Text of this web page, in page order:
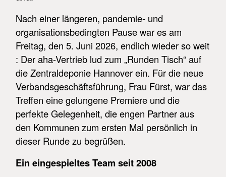
Nach einer längeren, pandemie- und
organisationsbedingten Pause war es am
Freitag, den 5. Juni 2026, endlich wieder so weit
: Der aha-Vertrieb lud zum „Runden Tisch“ auf
die Zentraldeponie Hannover ein. Für die neue
Verbandsgeschäftsführung, Frau Fürst, war das
Treffen eine gelungene Premiere und die
perfekte Gelegenheit, die engen Partner aus
den Kommunen zum ersten Mal persönlich in
dieser Runde zu begrüßen.
Ein eingespieltes Team seit 2008